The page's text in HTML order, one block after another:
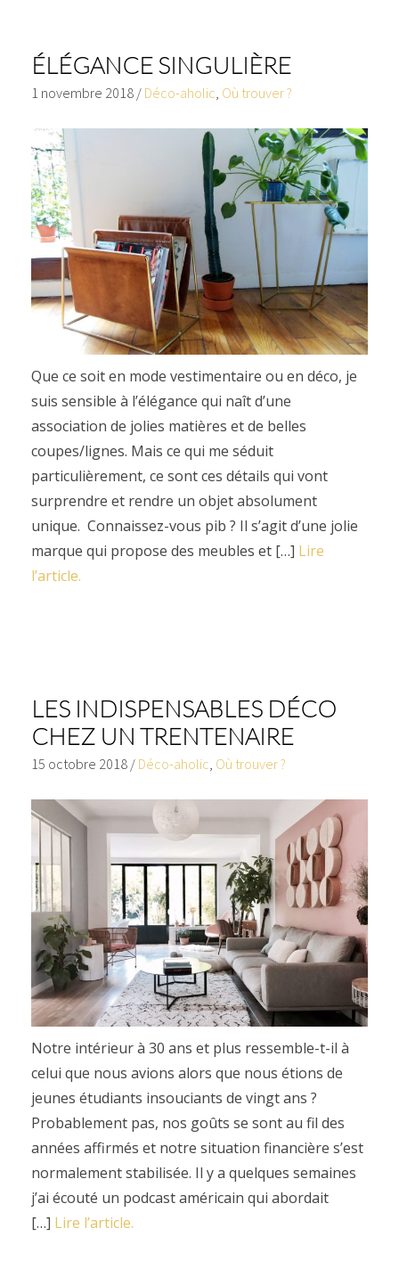
ÉLÉGANCE SINGULIÈRE
1 novembre 2018/ Déco-aholic Où trouver ?
Que ce soit en mode vestimentaire ou en déco, je
suis sensible à l’élégance qui naît d’une
association de jolies matières et de belles
coupes/lignes. Mais ce qui me séduit
particulièrement, ce sont ces détails qui vont
surprendre et rendre un objet absolument
unique. Connaissez-vous pib ? Il s’agit d’une jolie
marque qui propose des meubles et […] Lire
l’article.
LES INDISPENSABLES DÉCO
CHEZ UN TRENTENAIRE
15 octobre 2018/ Déco-aholic, Où trouver ?
Notre intérieur à 30 ans et plus ressemble-t-il à
celui que nous avions alors que nous étions de
jeunes étudiants insouciants de vingt ans ?
Probablement pas, nos goûts se sont au fil des
années affirmés et notre situation financière s’est
normalement stabilisée. Il y a quelques semaines
j’ai écouté un podcast américain qui abordait
[…] Lire l’article.